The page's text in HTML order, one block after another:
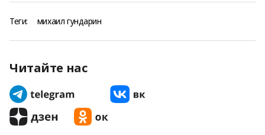
Теги: михаил гундарин
Читайте нас